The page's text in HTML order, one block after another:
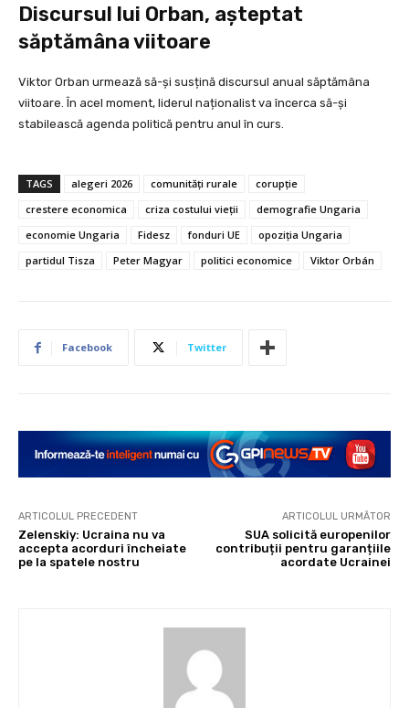
Discursul lui Orban, așteptat
săptămâna viitoare
Viktor Orban urmează să-și susțină discursul anual săptămâna
viitoare. În acel moment, liderul naționalist va încerca să-și
stabilească agenda politică pentru anul în curs.
TAGS alegeri 2026 comunități rurale
corupție
crestere economica
criza costului vieții
demografie Ungaria
economie Ungaria
Fidesz fonduri UE
opoziția Ungaria
partidul Tisza
Peter Magyar politici economice Viktor Orbán
Facebook Twitter
ARTICOLUL PRECEDENT
Zelenskiy: Ucraina nu va
accepta acorduri încheiate
pe la spatele nostru
ARTICOLUL URMĂTOR
SUA solicită europenilor
contribuții pentru garanțiile
acordate Ucrainei